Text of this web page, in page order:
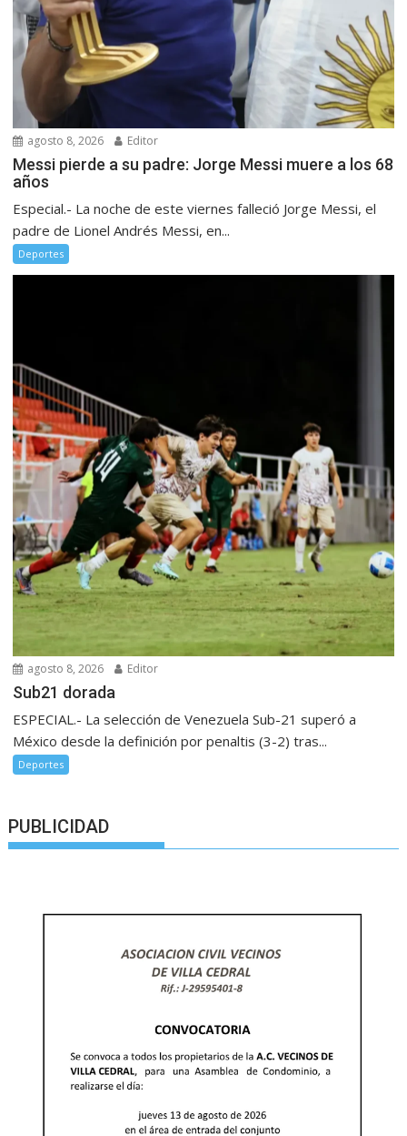
agosto 8, 2026 Editor
Messi pierde a su padre: Jorge Messi muere a los 68
años
Especial.- La noche de este viernes falleció Jorge Messi, el
padre de Lionel Andrés Messi, en...
Deportes
agosto 8, 2026 Editor
Sub21 dorada
ESPECIAL.- La selección de Venezuela Sub-21 superó a
México desde la definición por penaltis (3-2) tras...
Deportes
PUBLICIDAD